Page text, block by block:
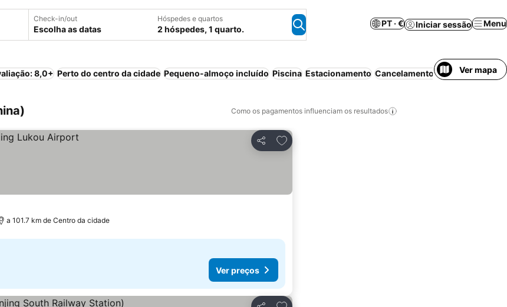
Check-in/out
Escolha as datas
Hóspedes e quartos
2 hóspedes, 1 quarto.
PT · € Iniciar sessão Menu
8,0+ Perto do centro da cidade Pequeno-almoço incluído Piscina Estacionamento Cancelamento gratuitoVer mapa
Como os pagamentos influenciam os resultados
Partilhar
Adicionar aos favoritos
a 101.7 km de Centro da cidade
Ver preços
Adicionar aos favoritos